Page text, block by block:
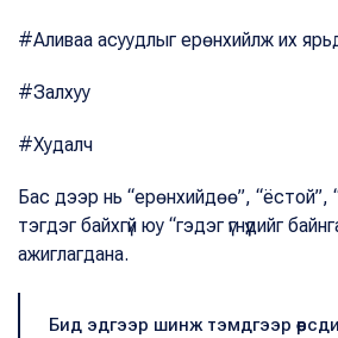
#Аливаа асуудлыг ерөнхийлж их
#Залхуу
#Худалч
Бас дээр нь “ерөнхийдөө”, “ёстой”,
тэгдэг байхгүй юу “гэдэг үгнүүдийг
ажиглагдана.
Бид эдгээр шинж тэмдгээр